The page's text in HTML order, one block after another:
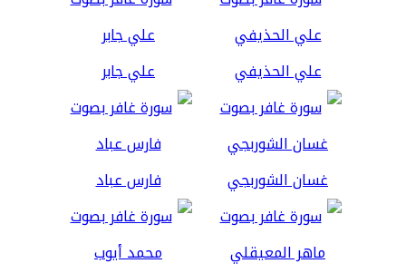
علي الحذيفي علي جابر
غسان الشوربجي فارس عباد